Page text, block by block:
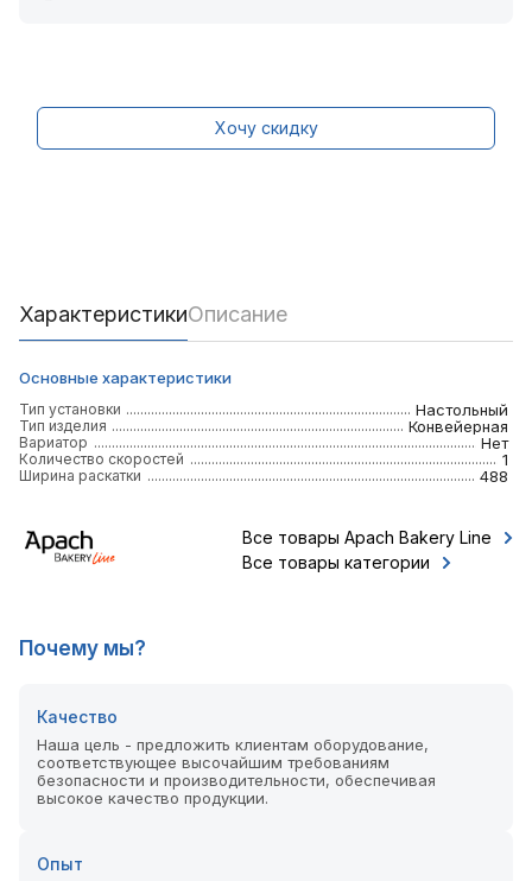
Хочу скидку
ХарактеристикиОписание
Основные характеристики
Тип установки Настольный
Тип изделия Конвейерная
Вариатор Нет
Количество скоростей 1
Ширина раскатки 488
Все товары Apach Bakery Line
Все товары категории
Почему мы?
Качество
Наша цель - предложить клиентам оборудование,
соответствующее высочайшим требованиям
безопасности и производительности, обеспечивая
высокое качество продукции.
Опыт